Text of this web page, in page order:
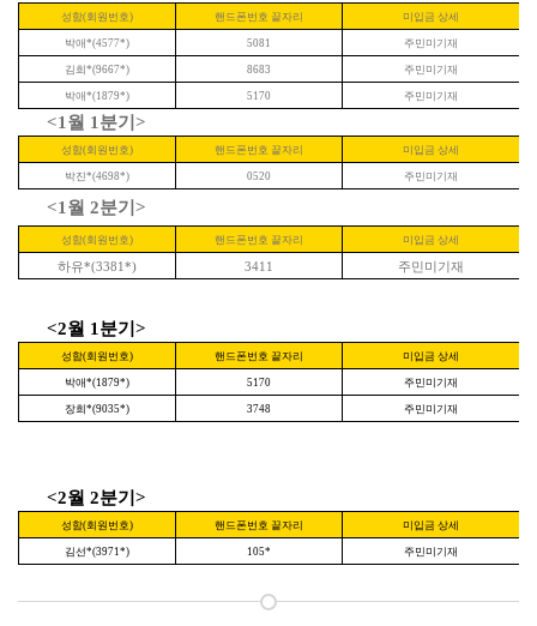
성함(회원번호) 핸드폰번호 끝자리 미입금 상세
박애*(4577*) 5081 주민미기재
김희*(9667*) 8683 주민미기재
박애*(1879*) 5170 주민미기재
<1월 1분기>
성함(회원번호) 핸드폰번호 끝자리 미입금 상세
박진*(4698*) 0520 주민미기재
<1월 2분기>
성함(회원번호) 핸드폰번호 끝자리 미입금 상세
하유*(3381*) 3411 주민미기재
<2월 1분기>
성함(회원번호) 핸드폰번호 끝자리 미입금 상세
박애*(1879*) 5170 주민미기재
장희*(9035*) 3748 주민미기재
<2월 2분기>
성함(회원번호) 핸드폰번호 끝자리 미입금 상세
김선*(3971*) 105* 주민미기재